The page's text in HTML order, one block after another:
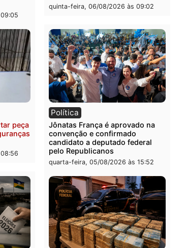
às 09:28 quinta-feira, 06/08/2026 às
a facção
Velho
às 09:05
Polícia
Homem é preso com
durante ação da PM no
quinta-feira, 06/08/2026 às